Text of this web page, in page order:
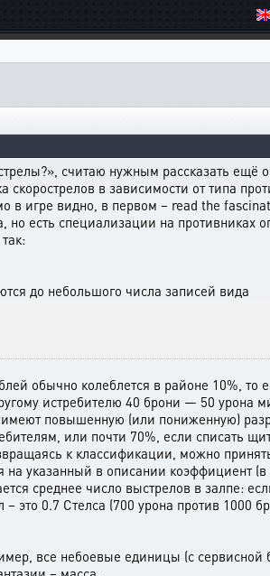
считаю нужным рассказать
в зависимости от типа
в игре видно, в первом – read the
но есть специализации на противниках
до небольшого числа записей вида
обычно колеблется в районе 10%, то
истребителю 40 брони — 50 урона
повышенную (или пониженную)
или почти 70%, если списать
к классификации, можно
указанный в описании коэффициент
среднее число выстрелов в залпе:
0.7 Стелса (700 урона против 1000
все небоевые единицы (с сервисной